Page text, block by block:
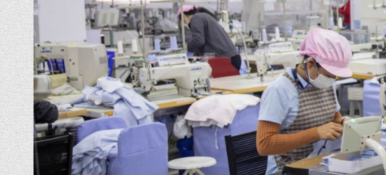
Skip
to
content